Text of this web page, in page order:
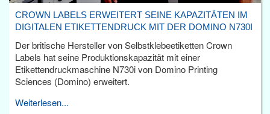
CROWN LABELS ERWEITERT SEINE KAPAZITÄTEN IM
DIGITALEN ETIKETTENDRUCK MIT DER DOMINO N730I
Der britische Hersteller von Selbstklebeetiketten Crown
Labels hat seine Produktionskapazität mit einer
Etikettendruckmaschine N730i von Domino Printing
Sciences (Domino) erweitert.
Weiterlesen...